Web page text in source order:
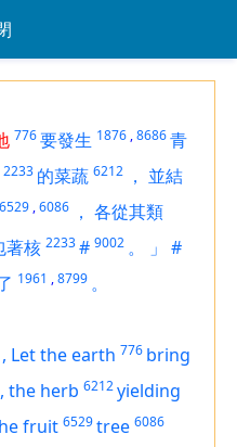
776要發生 1876 ,8686青
2233 的菜蔬 6212 ， 並結
6529 ,6086 ， 各從其類
著核 2233# 9002 。 」 #
1961 ,8799 。
, Let the earth 776 bring
, the herb 6212yielding
fruit 6529tree 6086